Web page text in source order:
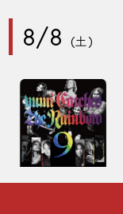
8/8 (土)